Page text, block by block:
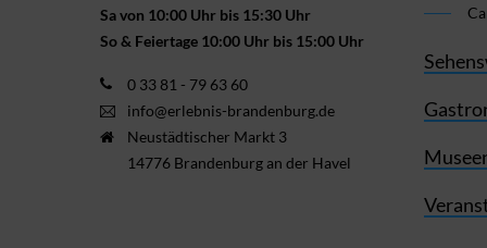
Sa von 10:00 Uhr bis 15:30 Uhr
So & Feiertage 10:00 Uhr bis 15:00 Uhr
0 33 81 - 79 63 60
info@erlebnis-brandenburg.de
Neustädtischer Markt 3
14776 Brandenburg an der Havel